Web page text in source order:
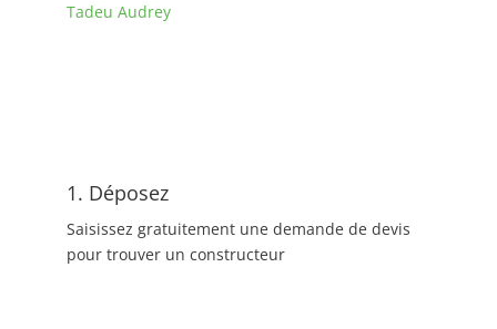
Tadeu Audrey
1. Déposez
Saisissez gratuitement une demande de devis
pour trouver un constructeur